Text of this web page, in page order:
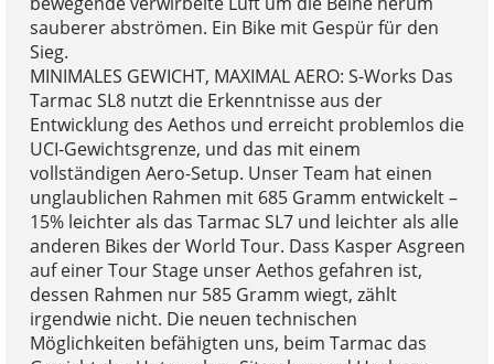
sauberer abströmen. Ein Bike mit Gespür für den
Sieg.
MINIMALES GEWICHT, MAXIMAL AERO: S-Works Das
Tarmac SL8 nutzt die Erkenntnisse aus der
Entwicklung des Aethos und erreicht problemlos die
UCI-Gewichtsgrenze, und das mit einem
vollständigen Aero-Setup. Unser Team hat einen
unglaublichen Rahmen mit 685 Gramm entwickelt –
15% leichter als das Tarmac SL7 und leichter als alle
anderen Bikes der World Tour. Dass Kasper Asgreen
auf einer Tour Stage unser Aethos gefahren ist,
dessen Rahmen nur 585 Gramm wiegt, zählt
irgendwie nicht. Die neuen technischen
Möglichkeiten befähigten uns, beim Tarmac das